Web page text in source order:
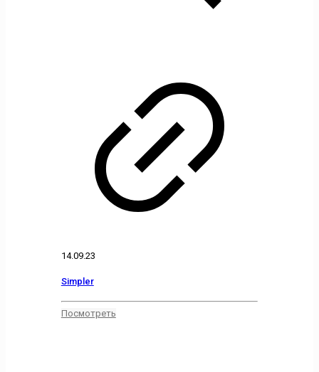
14.09.23
Simpler
Посмотреть